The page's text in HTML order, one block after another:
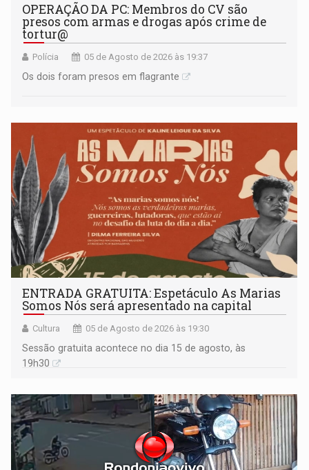
OPERAÇÃO DA PC: Membros do CV são
presos com armas e drogas após crime de
tortur@
Polícia 05 de Agosto de 2026 às 19:37
Os dois foram presos em flagrante
ENTRADA GRATUITA: Espetáculo As Marias
Somos Nós será apresentado na capital
Cultura 05 de Agosto de 2026 às 19:30
Sessão gratuita acontece no dia 15 de agosto, às
19h30